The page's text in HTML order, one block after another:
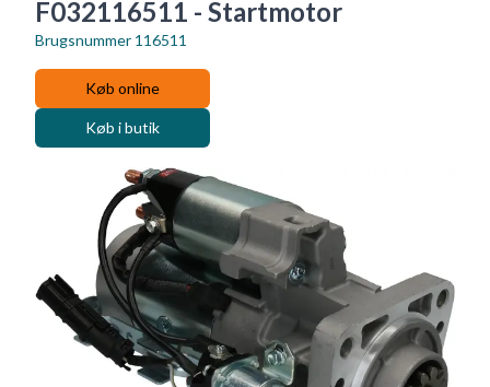
F032116511 - Startmotor
Brugsnummer 116511
Køb online
Køb i butik